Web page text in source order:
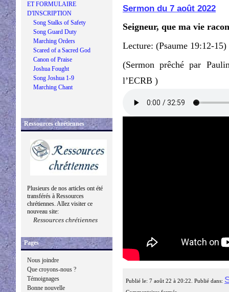
ET FORMULAIRE
D'INSCRIPTION
Song Stalks of Safety
Song Guard Duty
Marching Orders
Scared of a Sacred God
Canon of Praise
Joshua Fought
Song Joshua 1-9
Marching Chant
Ressources chrétiennes
Plusieurs de nos articles ont été
transférés à Ressources
chrétiennes. Allez visiter ce
nouveau site:
Ressources chrétiennes
Pages
Nous joindre
Que croyons-nous ?
Témoignages
Bonne nouvelle
Sermon du 7 août 2022
Seigneur, que ma vie
Lecture: (Psaume 19:12-15)
(Sermon prêché par
l’ECRB )
Publié le: 7 août 22 à 20:22. Publié dans: